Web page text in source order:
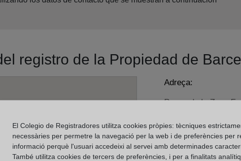
registro de la Propiedad de
Adreça:
Paseo de la Zona
Horario:
De lunes a viernes
Agosto: De lunes a
El Colegio de Registradores utilitza cookies pròpies: tècniques
necessàries per permetre la navegació per la web i de preferències per
informació perquè l'usuari accedeixi al servei amb determinades
També utilitza cookies de tercers de preferències, i per a finalitats